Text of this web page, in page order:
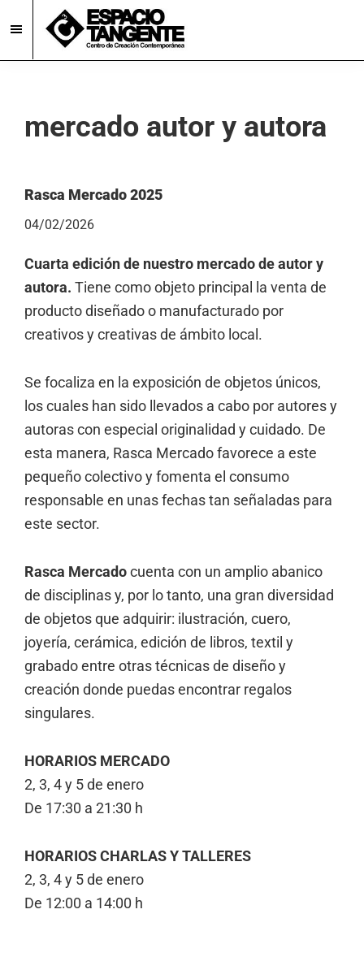
to
main
to
footerEspacio
Contemporánea
Burgos
mercado autor y autora
Rasca Mercado 2025
04/02/2026
Cuarta edición de nuestro mercado de autor y
autora. Tiene como objeto principal la venta de
producto diseñado o manufacturado por
creativos y creativas de ámbito local.
Se focaliza en la exposición de objetos únicos,
los cuales han sido llevados a cabo por autores y
autoras con especial originalidad y cuidado. De
esta manera, Rasca Mercado favorece a este
pequeño colectivo y fomenta el consumo
responsable en unas fechas tan señaladas para
este sector.
Rasca Mercadocuenta con un amplio abanico
de disciplinas y, por lo tanto, una gran diversidad
de objetos que adquirir: ilustración, cuero,
joyería, cerámica, edición de libros, textil y
grabado entre otras técnicas de diseño y
creación donde puedas encontrar regalos
singulares.
HORARIOS MERCADO
2, 3, 4 y 5 de enero
De 17:30 a 21:30 h
HORARIOS CHARLAS Y TALLERES
2, 3, 4 y 5 de enero
De 12:00 a 14:00 h